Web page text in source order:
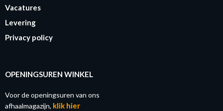
Vacatures
Levering
Privacy policy
OPENINGSUREN WINKEL
Voor de openingsuren van ons
afhaalmagazijn, klik hier